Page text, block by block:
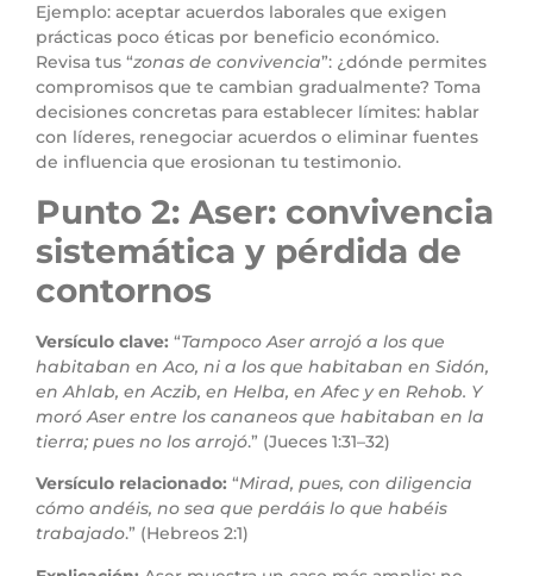
Ejemplo: aceptar acuerdos laborales que exigen
prácticas poco éticas por beneficio económico.
Revisa tus “zonas de convivencia”: ¿dónde permites
compromisos que te cambian gradualmente? Toma
decisiones concretas para establecer límites: hablar
con líderes, renegociar acuerdos o eliminar fuentes
de influencia que erosionan tu testimonio.
Punto 2: Aser: convivencia
sistemática y pérdida de
contornos
Versículo clave: “Tampoco Aser arrojó a los que
habitaban en Aco, ni a los que habitaban en Sidón,
en Ahlab, en Aczib, en Helba, en Afec y en Rehob. Y
moró Aser entre los cananeos que habitaban en la
tierra; pues no los arrojó.” (Jueces 1:31–32)
Versículo relacionado: “Mirad, pues, con diligencia
cómo andéis, no sea que perdáis lo que habéis
trabajado.” (Hebreos 2:1)